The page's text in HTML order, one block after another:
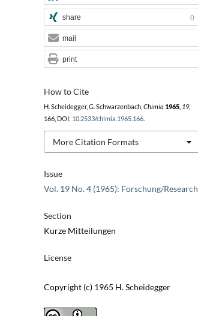
Issue
Vol. 19 No. 4 (1965): Forschung/Research
Section
Kurze Mitteilungen
License
Copyright (c) 1965 H. Scheidegger
How to Cite
H. Scheidegger, G. Schwarzenbach, Chimia 1965, 19,
166, DOI: 10.2533/chimia.1965.166.
More Citation Formats
share 0
mail
print